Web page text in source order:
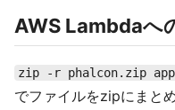
AWS Lambdaへ
zip -r phalcon.zip
でファイルをzipにまと